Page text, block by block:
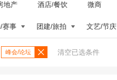
地产 酒店/餐饮 微商
赛事 团建/旅拍 文艺/节庆
峰会/论坛 清空已选条件